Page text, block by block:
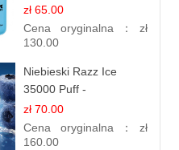
E-papieros | Deserowy
Smak
zł 65.00
Cena oryginalna： zł
130.00
Niebieski Razz Ice
35000 Puff -
Orzeźwiający E-
papieros Jednorazowy |
IBVAPE
zł 70.00
Cena oryginalna： zł
160.00